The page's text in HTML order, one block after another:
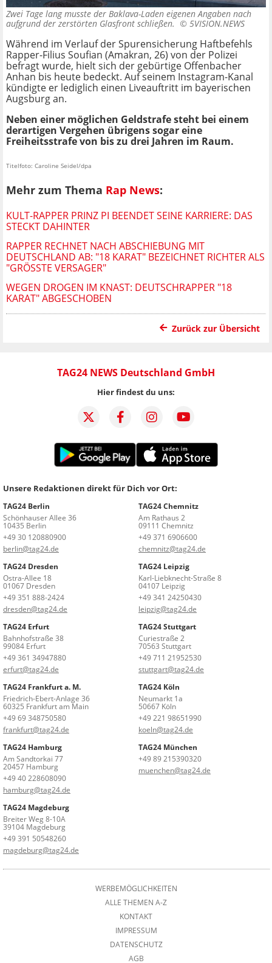
Zwei Tage lang musste der Baklava-Laden eigenen Angaben nach
aufgrund der zerstörten Glasfront schließen. © 5VISION.NEWS
Während im Verlauf der Spurensicherung Haftbefehls
Rapper-Filius Soufian (Amakran, 26) von der Polizei
befragt wurde, hielt sich der gebürtige Offenbacher
Anhan bis heute bedeckt. Auf seinem Instagram-Kanal
kündigte er lediglich einen Liveauftritt im bayerischen
Augsburg an.
Neben einer möglichen Geldstrafe steht bei einem
derartigen Vergehen übrigens sogar eine
Freiheitsstrafe von bis zu drei Jahren im Raum.
Titelfoto: Caroline Seidel/dpa
Mehr zum Thema Rap News:
KULT-RAPPER PRINZ PI BEENDET SEINE KARRIERE: DAS
STECKT DAHINTER
RAPPER RECHNET NACH ABSCHIEBUNG MIT
DEUTSCHLAND AB: "18 KARAT" BEZEICHNET RICHTER ALS
"GRÖSSTE VERSAGER"
WEGEN DROGEN IM KNAST: DEUTSCHRAPPER "18
KARAT" ABGESCHOBEN
Zurück zur Übersicht
TAG24 NEWS Deutschland GmbH
Hier findest du uns:
Unsere Redaktionen direkt für Dich vor Ort:
TAG24 Berlin
Schönhauser Allee 36
10435 Berlin
+49 30 120880900
berlin@tag24.de
TAG24 Chemnitz
Am Rathaus 2
09111 Chemnitz
+49 371 6906600
chemnitz@tag24.de
TAG24 Dresden
Ostra-Allee 18
01067 Dresden
+49 351 888-2424
dresden@tag24.de
TAG24 Leipzig
Karl-Liebknecht-Straße 8
04107 Leipzig
+49 341 24250430
leipzig@tag24.de
TAG24 Erfurt
Bahnhofstraße 38
99084 Erfurt
+49 361 34947880
erfurt@tag24.de
TAG24 Stuttgart
Curiestraße 2
70563 Stuttgart
+49 711 21952530
stuttgart@tag24.de
TAG24 Frankfurt a. M.
Friedrich-Ebert-Anlage 36
60325 Frankfurt am Main
+49 69 348750580
frankfurt@tag24.de
TAG24 Köln
Neumarkt 1a
50667 Köln
+49 221 98651990
koeln@tag24.de
TAG24 Hamburg
Am Sandtorkai 77
20457 Hamburg
+49 40 228608090
hamburg@tag24.de
TAG24 München
+49 89 215390320
muenchen@tag24.de
TAG24 Magdeburg
Breiter Weg 8-10A
39104 Magdeburg
+49 391 50548260
magdeburg@tag24.de
WERBEMÖGLICHKEITEN
ALLE THEMEN A-Z
KONTAKT
IMPRESSUM
DATENSCHUTZ
AGB